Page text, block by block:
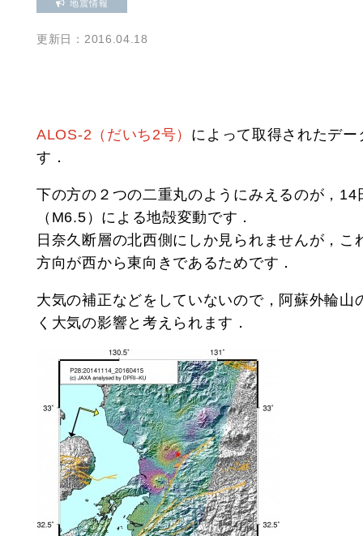
地震情報
更新日：2016.04.18
ALOS-2（だいち2号） によって取得されたデ
す．
下の方の２つの二重丸のようにみえるのが，14
（M6.5）による地殻変動です．
日奈久断層の北西側にしか見られませんが，こ
方向が西から東向きであるためです．
大気の補正などをしていないので，阿蘇外輪山
く大気の影響と考えられます．